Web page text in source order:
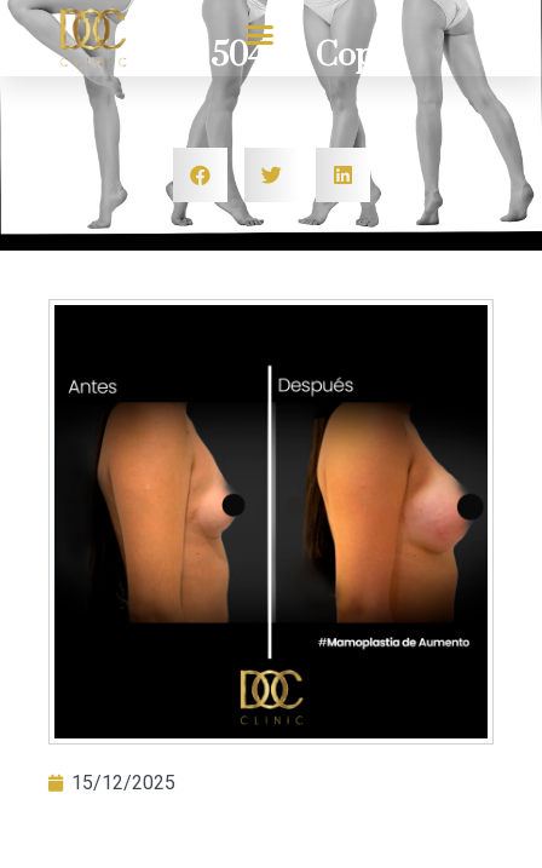
test 5044 – Copy
15/12/2025